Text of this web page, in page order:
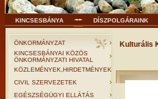
KINCSESBÁNYA DÍSZPOLGÁRAINK
ÖNKORMÁNYZAT
KINCSESBÁNYAI KÖZÖS
ÖNKORMÁNYZATI HIVATAL
KÖZLEMÉNYEK,HIRDETMÉNYEK
CIVIL SZERVEZETEK
EGÉSZSÉGÜGYI ELLÁTÁS
Kulturális